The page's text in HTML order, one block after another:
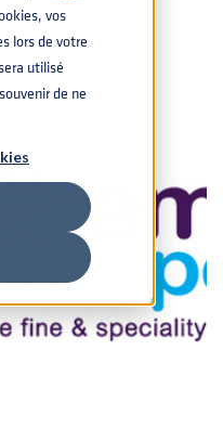
vos
lors de votre
utilisé
de ne